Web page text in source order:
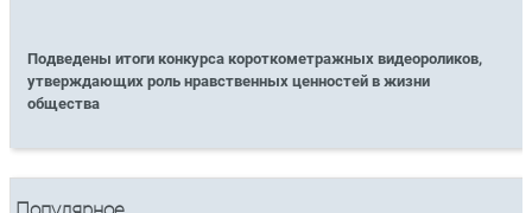
Подведены итоги конкурса короткометражных видеороликов,
утверждающих роль нравственных ценностей в жизни
общества